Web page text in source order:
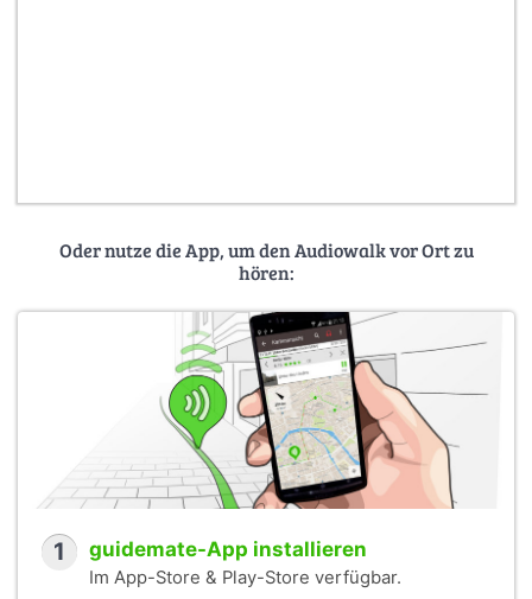
Oder nutze die App, um den Audiowalk vor Ort zu
hören:
1 guidemate-App installieren
Im App-Store & Play-Store verfügbar.